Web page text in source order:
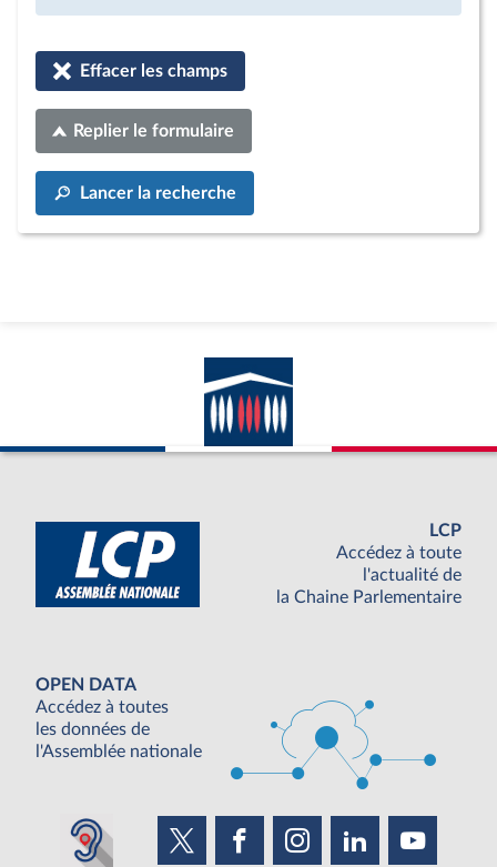
Effacer les champs
Replier le formulaire
Lancer la recherche
LCP
Accédez à toute
l'actualité de
la Chaine Parlementaire
OPEN DATA
Accédez à toutes
les données de
l'Assemblée nationale